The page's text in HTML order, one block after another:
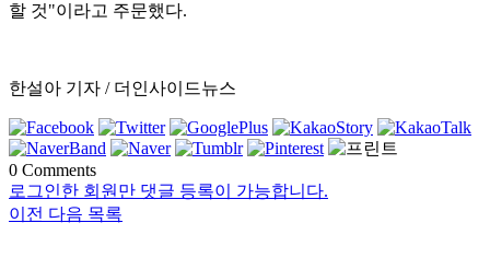
할 것"이라고 주문했다.
한설아 기자 / 더인사이드뉴스
0 Comments
로그인한 회원만 댓글 등록이 가능합니다.
이전 다음 목록